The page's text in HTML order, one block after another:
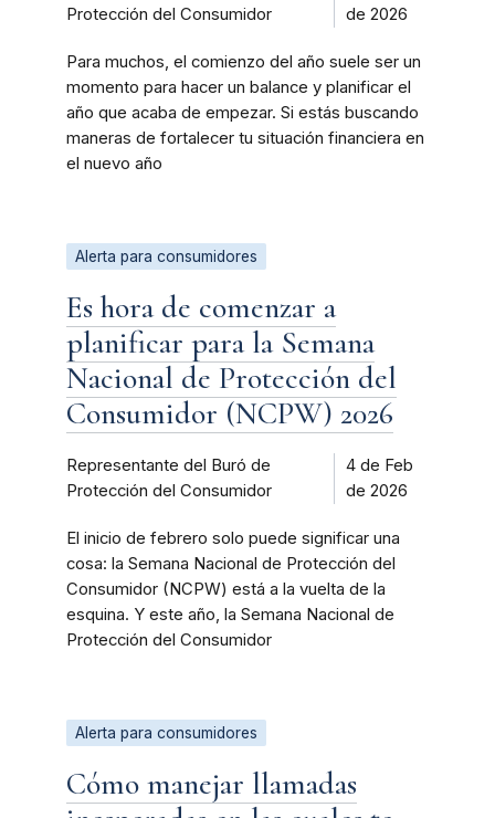
Protección del Consumidor
de 2026
Para muchos, el comienzo del año suele ser un
momento para hacer un balance y planificar el
año que acaba de empezar. Si estás buscando
maneras de fortalecer tu situación financiera en
el nuevo año
Alerta para consumidores
Es hora de comenzar a
planificar para la Semana
Nacional de Protección del
Consumidor (NCPW) 2026
Representante del Buró de
Protección del Consumidor
4 de Feb
de 2026
El inicio de febrero solo puede significar una
cosa: la Semana Nacional de Protección del
Consumidor (NCPW) está a la vuelta de la
esquina. Y este año, la Semana Nacional de
Protección del Consumidor
Alerta para consumidores
Cómo manejar llamadas